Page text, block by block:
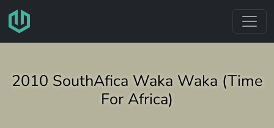
跳转至主要内容
2010 SouthAfica Waka Waka (Time
For Africa)